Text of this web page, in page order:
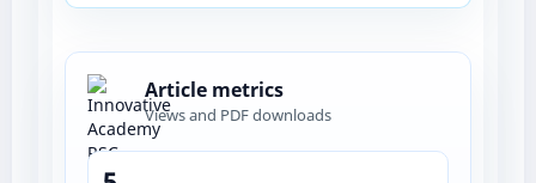
Article metrics
Views and PDF downloads